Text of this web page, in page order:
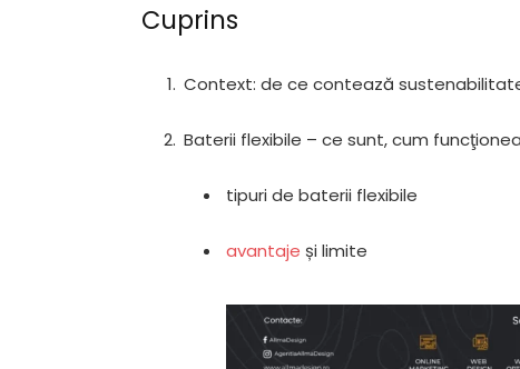
Cuprins
Context: de ce contează
Baterii flexibile – ce sunt, cum
tipuri de baterii flexibile
avantaje și limite